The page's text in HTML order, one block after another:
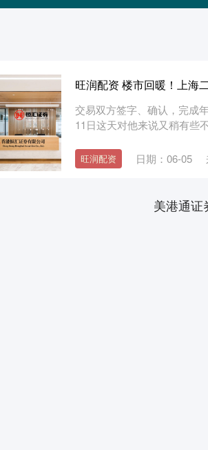
旺润配资 楼市回暖！上海
交易双方签字、确认，完成
11日这天对他来说又稍有些
旺润配资 日期：06-05
美港通证